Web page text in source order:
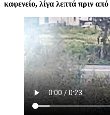
καφενείο, λίγα λεπτά πριν από